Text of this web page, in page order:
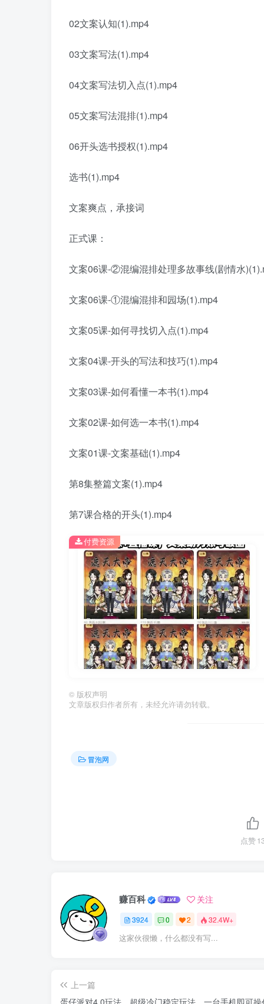
02文案认知(1).mp4
03文案写法(1).mp4
04文案写法切入点(1).mp4
05文案写法混排(1).mp4
06开头选书授权(1).mp4
选书(1).mp4
文案爽点，承接词
正式课：
文案06课-②混编混排处理多故事线(剧情水
文案06课-①混编混排和园场(1).mp4
文案05课-如何寻找切入点(1).mp4
文案04课-开头的写法和技巧(1).mp4
文案03课-如何看懂一本书(1).mp4
文案02课-如何选一本书(1).mp4
文案01课-文案基础(1).mp4
第8集整篇文案(1).mp4
第7课合格的开头(1).mp4
付费资源
© 版权声明
文章版权归作者所有，未经允许请勿转载。
冒泡网
点赞
赚百科 关注
3924 0 2 32.4W+
这家伙很懒，什么都没有写...
上一篇
蛋仔派对4.0玩法，超级冷门稳定玩法，一台手机即可操